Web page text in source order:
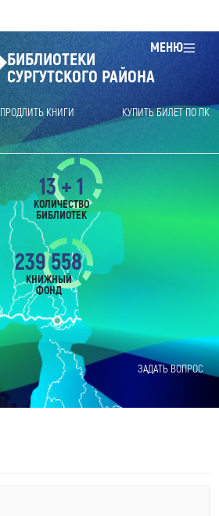
МЕНЮ
БИБЛИОТЕКИ
СУРГУТСКОГО РАЙОНА
ПРОДЛИТЬ КНИГИ КУПИТЬ БИЛЕТ ПО ПК
ЗАДАТЬ ВОПРОС
239 558
КНИЖНЫЙ
ФОНД
13 + 1
КОЛИЧЕСТВО
БИБЛИОТЕК